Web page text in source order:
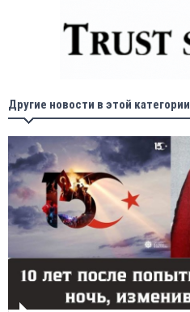
Другие новости в этой категории